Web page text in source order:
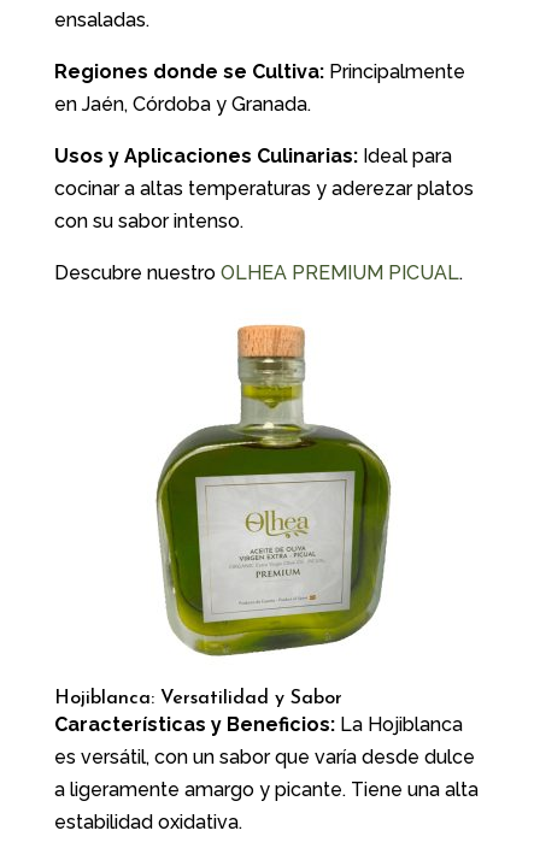
ensaladas.
Regiones donde se Cultiva:Principalmente
en Jaén, Córdoba y Granada.
Usos y Aplicaciones Culinarias:Ideal para
cocinar a altas temperaturas y aderezar platos
con su sabor intenso.
Descubre nuestro OLHEA PREMIUM PICUAL.
Hojiblanca: Versatilidad y Sabor
Características y Beneficios:La Hojiblanca
es versátil, con un sabor que varía desde dulce
a ligeramente amargo y picante. Tiene una alta
estabilidad oxidativa.